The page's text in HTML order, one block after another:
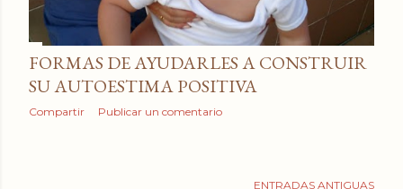
FORMAS DE AYUDARLES A CONSTRUIR
SU AUTOESTIMA POSITIVA
Compartir Publicar un comentario
ENTRADAS ANTIGUAS